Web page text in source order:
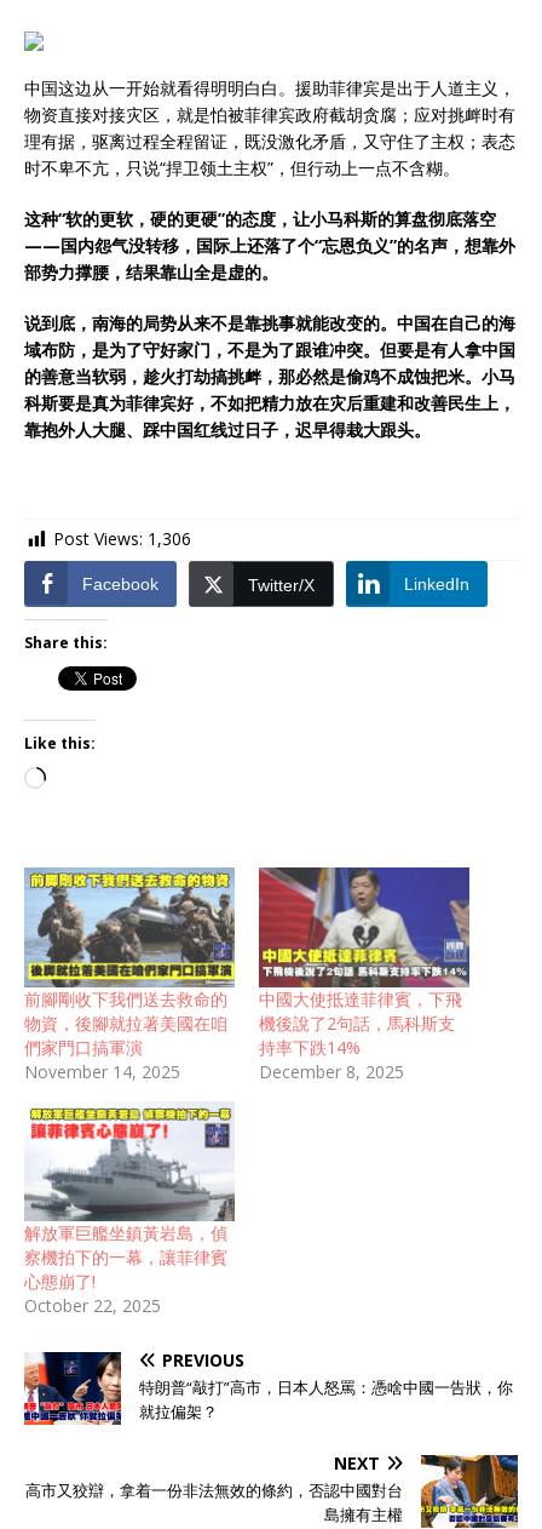
中国这边从一开始就看得明明白白。援助菲律宾是出于人道主义，
物资直接对接灾区，就是怕被菲律宾政府截胡贪腐；应对挑衅时有
理有据，驱离过程全程留证，既没激化矛盾，又守住了主权；表态
时不卑不亢，只说“捍卫领土主权”，但行动上一点不含糊。
这种“软的更软，硬的更硬”的态度，让小马科斯的算盘彻底落空
——国内怨气没转移，国际上还落了个“忘恩负义”的名声，想靠外
部势力撑腰，结果靠山全是虚的。
说到底，南海的局势从来不是靠挑事就能改变的。中国在自己的海
域布防，是为了守好家门，不是为了跟谁冲突。但要是有人拿中国
的善意当软弱，趁火打劫搞挑衅，那必然是偷鸡不成蚀把米。小马
科斯要是真为菲律宾好，不如把精力放在灾后重建和改善民生上，
靠抱外人大腿、踩中国红线过日子，迟早得栽大跟头。
Post Views: 1,306
Facebook Twitter/X LinkedIn
Share this:
Like this:
前腳剛收下我們送去救命的
物資，後腳就拉著美國在咱
們家門口搞軍演
November 14, 2025
中國大使抵達菲律賓，下飛
機後說了2句話，馬科斯支
持率下跌14%
December 8, 2025
解放軍巨艦坐鎮黃岩島，偵
察機拍下的一幕，讓菲律賓
心態崩了!
October 22, 2025
PREVIOUS
特朗普“敲打”高市，日本人怒罵：憑啥中國一告狀，你
就拉偏架？
NEXT
高市又狡辯，拿着一份非法無效的條約，否認中國對台
島擁有主權